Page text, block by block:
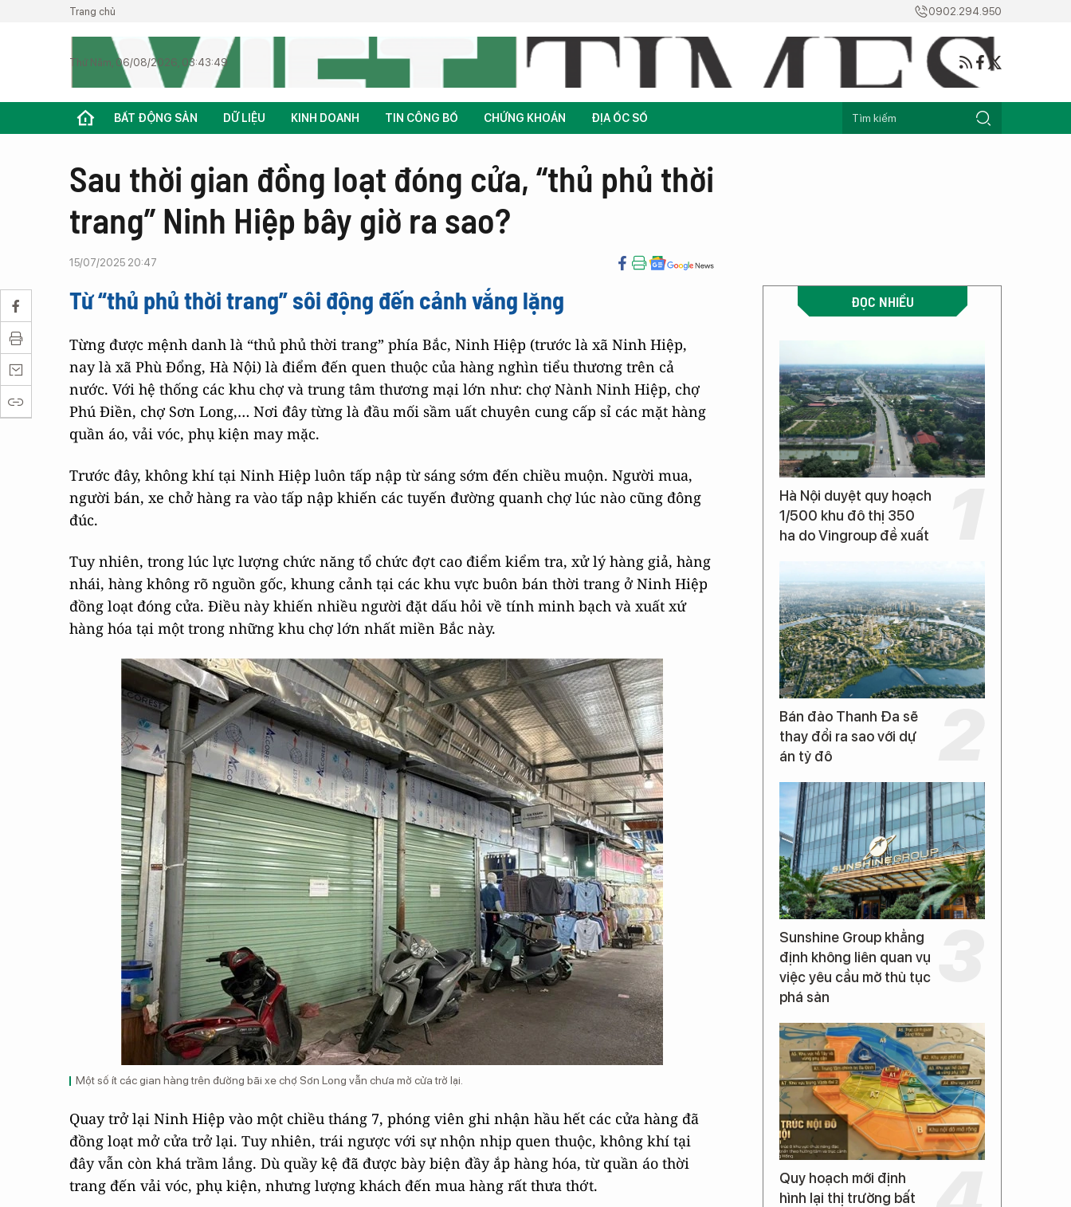
Trang chủ 0902.294.950
Thứ Năm, 06/08/2026, 03:43:49
BẤT ĐỘNG SẢN DỮ LIỆU KINH DOANH TIN CÔNG BỐ CHỨNG KHOÁN ĐỊA ỐC SỐ
Sau thời gian đồng loạt đóng cửa, “thủ phủ thời
trang” Ninh Hiệp bây giờ ra sao?
15/07/2025 20:47
Từ “thủ phủ thời trang” sôi động đến cảnh vắng lặng
Từng được mệnh danh là “thủ phủ thời trang” phía Bắc, Ninh Hiệp (trước là xã Ninh Hiệp,
nay là xã Phù Đổng, Hà Nội) là điểm đến quen thuộc của hàng nghìn tiểu thương trên cả
nước. Với hệ thống các khu chợ và trung tâm thương mại lớn như: chợ Nành Ninh Hiệp, chợ
Phú Điền, chợ Sơn Long,… Nơi đây từng là đầu mối sầm uất chuyên cung cấp sỉ các mặt hàng
quần áo, vải vóc, phụ kiện may mặc.
Trước đây, không khí tại Ninh Hiệp luôn tấp nập từ sáng sớm đến chiều muộn. Người mua,
người bán, xe chở hàng ra vào tấp nập khiến các tuyến đường quanh chợ lúc nào cũng đông
đúc.
Tuy nhiên, trong lúc lực lượng chức năng tổ chức đợt cao điểm kiểm tra, xử lý hàng giả, hàng
nhái, hàng không rõ nguồn gốc, khung cảnh tại các khu vực buôn bán thời trang ở Ninh Hiệp
đồng loạt đóng cửa. Điều này khiến nhiều người đặt dấu hỏi về tính minh bạch và xuất xứ
hàng hóa tại một trong những khu chợ lớn nhất miền Bắc này.
Một số ít các gian hàng trên đường bãi xe chợ Sơn Long vẫn chưa mở cửa trở lại.
Quay trở lại Ninh Hiệp vào một chiều tháng 7, phóng viên ghi nhận hầu hết các cửa hàng đã
đồng loạt mở cửa trở lại. Tuy nhiên, trái ngược với sự nhộn nhịp quen thuộc, không khí tại
đây vẫn còn khá trầm lắng. Dù quầy kệ đã được bày biện đầy ắp hàng hóa, từ quần áo thời
trang đến vải vóc, phụ kiện, nhưng lượng khách đến mua hàng rất thưa thớt.
ĐỌC NHIỀU
Hà Nội duyệt quy hoạch
1/500 khu đô thị 350
ha do Vingroup đề xuất
Bán đảo Thanh Đa sẽ
thay đổi ra sao với dự
án tỷ đô
Sunshine Group khẳng
định không liên quan vụ
việc yêu cầu mở thủ tục
phá sản
Quy hoạch mới định
hình lại thị trường bất